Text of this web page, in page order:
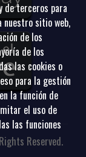
Reserved.
de terceros para
nuestro sitio web,
de los
de los
las cookies o
para la gestión
la función de
el uso de
las funciones